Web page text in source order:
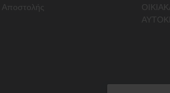
Αποστολής